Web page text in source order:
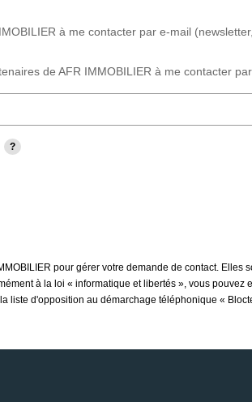
à me contacter par e-mail
de AFR IMMOBILIER à me contacter
pour gérer votre demande de contact.
à la loi « informatique et libertés », vous pouvez
liste d'opposition au démarchage téléphonique «